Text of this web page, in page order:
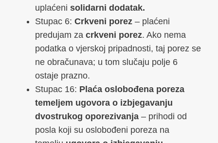
uplaćeni solidarni dodatak.
Stupac 6: Crkveni porez – plaćeni
predujam za crkveni porez. Ako nema
podatka o vjerskoj pripadnosti, taj porez se
ne obračunava; u tom slučaju polje 6
ostaje prazno.
Stupac 16: Plaća oslobođena poreza
temeljem ugovora o izbjegavanju
dvostrukog oporezivanja – prihodi od
posla koji su oslobođeni poreza na